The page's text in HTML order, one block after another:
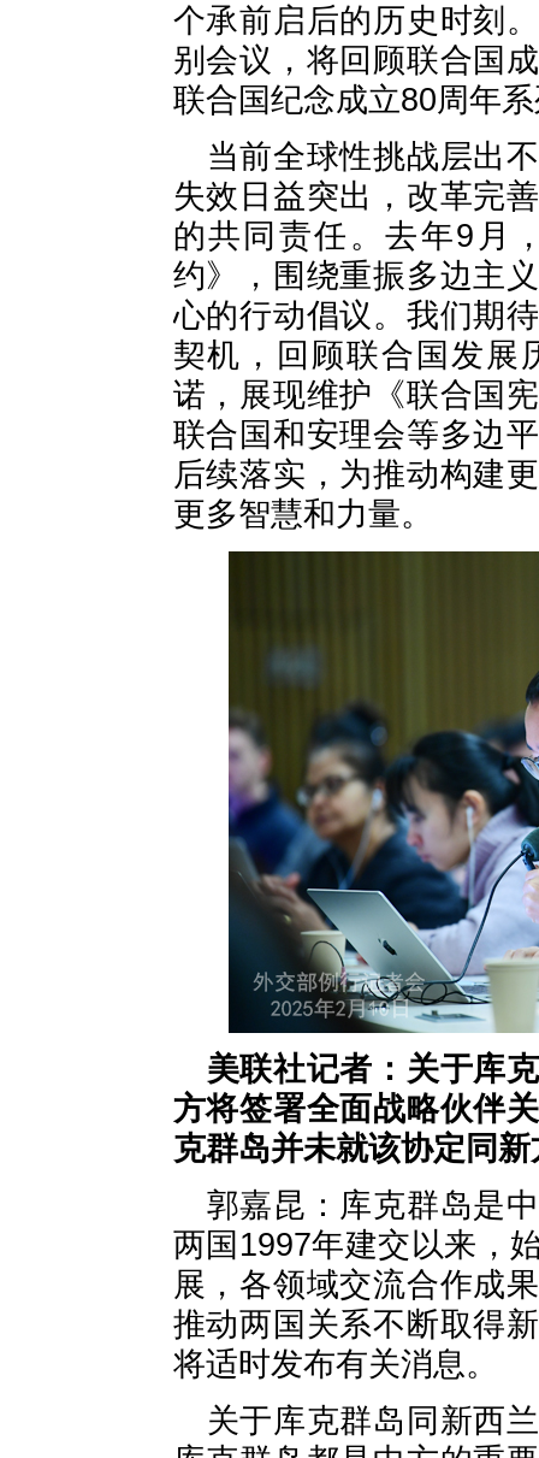
个承前启后的历史时刻
别会议，将回顾联合国
联合国纪念成立80周年
当前全球性挑战层出
失效日益突出，改革完
的共同责任。去年9月
约》，围绕重振多边主
心的行动倡议。我们期
契机，回顾联合国发展
诺，展现维护《联合国
联合国和安理会等多边
后续落实，为推动构建
更多智慧和力量。
美联社记者：关于库
方将签署全面战略伙伴
克群岛并未就该协定同
郭嘉昆：库克群岛是
两国1997年建交以来，
展，各领域交流合作成
推动两国关系不断取得
将适时发布有关消息。
关于库克群岛同新西